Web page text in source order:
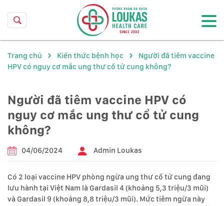
Trang chủ Kiến thức bệnh học
Người đã tiêm vaccine
HPV có nguy cơ mắc ung thư cổ tử cung không?
Người đã tiêm vaccine HPV có
nguy cơ mắc ung thư cổ tử cung
không?
04/06/2024 Admin Loukas
Có 2 loại vaccine HPV phòng ngừa ung thư cổ tử cung đang
lưu hành tại Việt Nam là Gardasil 4 (khoảng 5,3 triệu/3 mũi)
và Gardasil 9 (khoảng 8,8 triệu/3 mũi). Mức tiêm ngừa này